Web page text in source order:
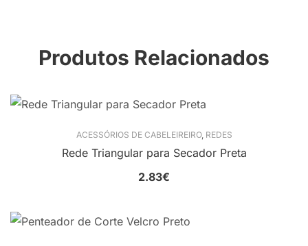
Produtos Relacionados
ACESSÓRIOS DE CABELEIREIRO, REDES
Rede Triangular para Secador Preta
2.83€